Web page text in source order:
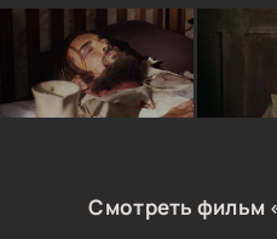
Смотреть фильм